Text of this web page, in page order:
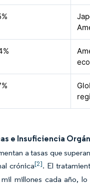
e Insuficiencia
a tasas que
crónica[2]. El
millones cada año,